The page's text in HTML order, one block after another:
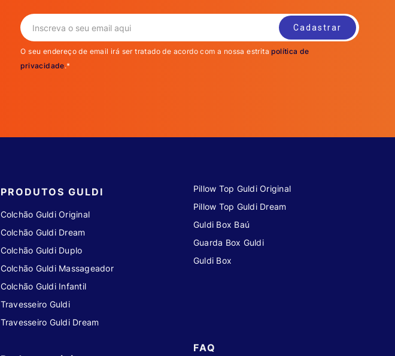
O seu endereço de email irá ser tratado de acordo com a nossa estritapolítica de
privacidade.*
PRODUTOS GULDI
Colchão Guldi Original
Colchão Guldi Dream
Colchão Guldi Duplo
Colchão Guldi Massageador
Colchão Guldi Infantil
Travesseiro Guldi
Travesseiro Guldi Dream
Pillow Top Guldi Original
Pillow Top Guldi Dream
Guldi Box Baú
Guarda Box Guldi
Guldi Box
FAQ